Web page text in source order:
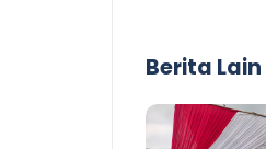
Berita Lain